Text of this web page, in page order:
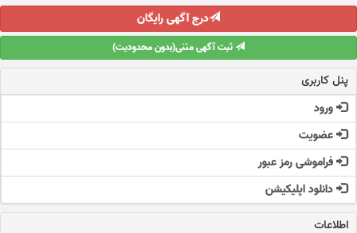
درج آگهی رایگان
ثبت آگهی متنی(بدون محدودیت)
پنل کاربری
ورود
عضویت
فراموشی رمز عبور
دانلود اپلیکیشن
اطلاعات